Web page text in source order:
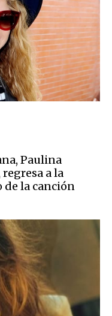
Paulina
a la
de la canción